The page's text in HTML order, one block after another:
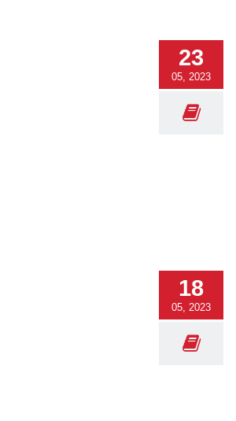
23
05, 2023
18
05, 2023